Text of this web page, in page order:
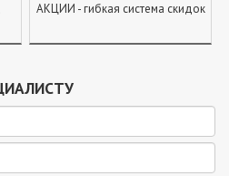
АКЦИИ - гибкая система скидок